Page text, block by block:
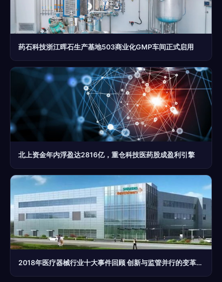
药石科技浙江晖石生产基地503商业化GMP车间正式启用
北上资金年内浮盈达2816亿，重仓科技医药股成盈利引擎
2018年医疗器械行业十大事件回顾 创新与监管并行的变革之年